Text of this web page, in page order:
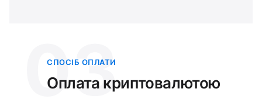
03
СПОСІБ ОПЛАТИ
Оплата криптовалютою